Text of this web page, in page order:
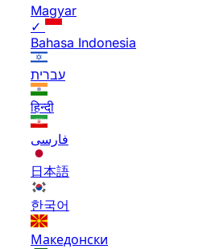
Magyar
✓
Bahasa Indonesia
עברית
हिन्दी
فارسی
日本語
한국어
Македонски